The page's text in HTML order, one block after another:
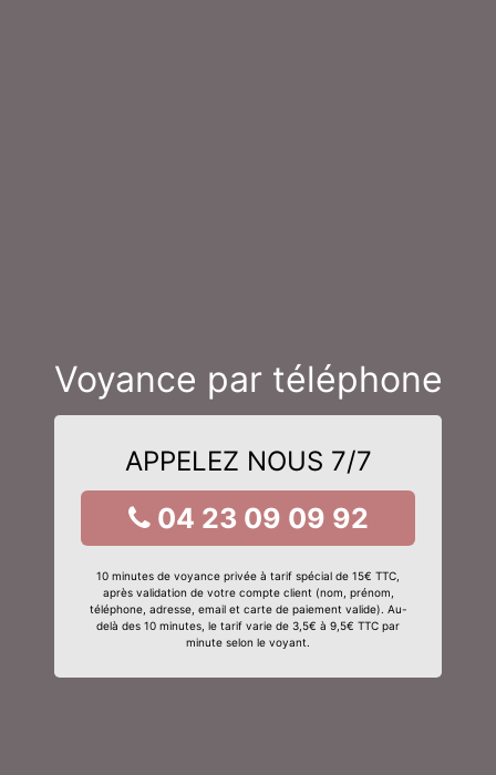
Voyance par téléphone
APPELEZ NOUS 7/7
04 23 09 09 92
10 minutes de voyance privée à tarif spécial de 15€ TTC,
après validation de votre compte client (nom, prénom,
téléphone, adresse, email et carte de paiement valide). Au-
delà des 10 minutes, le tarif varie de 3,5€ à 9,5€ TTC par
minute selon le voyant.